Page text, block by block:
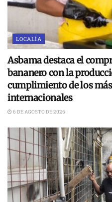
LOCALÍA
Asbama destaca el
bananero con la
cumplimiento de los
internacionales
6 DE AGOSTO DE 2026